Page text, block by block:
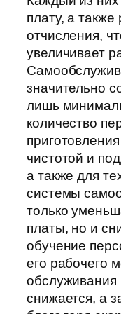
плату, а
отчисления,
увеличивает
значительно
лишь
количество
чистотой и
а также для
системы
только
платы, но и
обучение
его рабочего
обслуживания
снижается, а